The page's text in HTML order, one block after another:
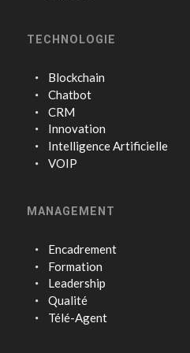
TECHNOLOGIE
Blockchain
Chatbot
CRM
Innovation
Intelligence Artificielle
VOIP
MANAGEMENT
Encadrement
Formation
Leadership
Qualité
Télé-Agent